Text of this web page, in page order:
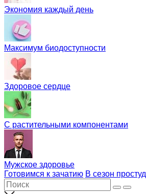
Экономия каждый день
Максимум биодоступности
Здоровое сердце
С растительными компонентами
Мужское здоровье
Готовимся к зачатию В сезон простуд